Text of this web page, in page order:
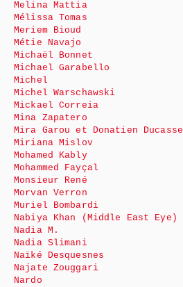
Melina Mattia
Mélissa Tomas
Meriem Bioud
Métie Navajo
Michaël Bonnet
Michael Garabello
Michel
Michel Warschawski
Mickael Correia
Mina Zapatero
Mira Garou et Donatien Ducasse
Miriana Mislov
Mohamed Kably
Mohammed Fayçal
Monsieur René
Morvan Verron
Muriel Bombardi
Nabiya Khan (Middle East Eye)
Nadia M.
Nadia Slimani
Naïké Desquesnes
Najate Zouggari
Nardo